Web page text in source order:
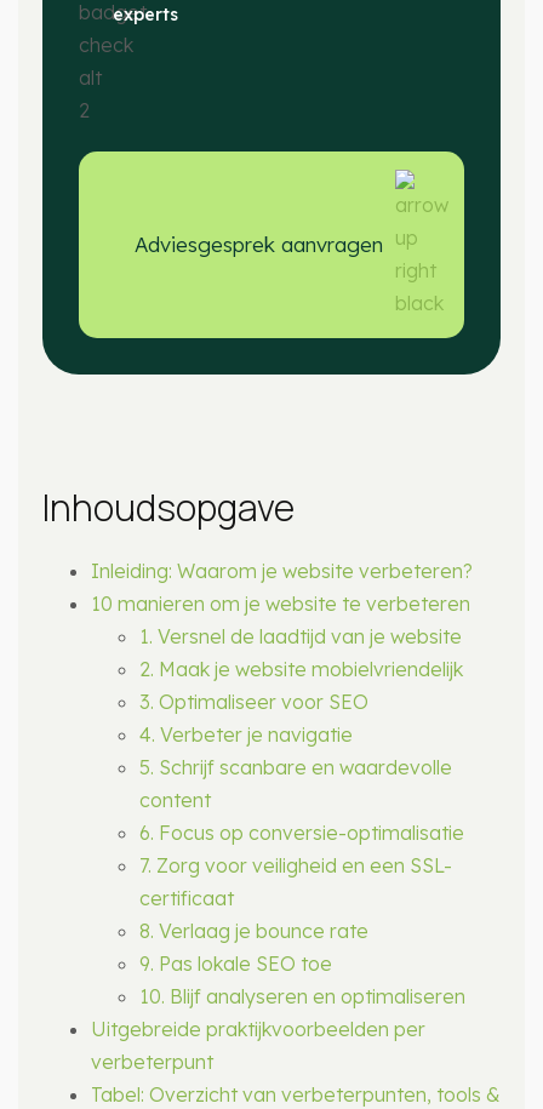
experts
Adviesgesprek aanvragen
Inhoudsopgave
Inleiding: Waarom je website verbeteren?
10 manieren om je website te verbeteren
1. Versnel de laadtijd van je website
2. Maak je website mobielvriendelijk
3. Optimaliseer voor SEO
4. Verbeter je navigatie
5. Schrijf scanbare en waardevolle
content
6. Focus op conversie-optimalisatie
7. Zorg voor veiligheid en een SSL-
certificaat
8. Verlaag je bounce rate
9. Pas lokale SEO toe
10. Blijf analyseren en optimaliseren
Uitgebreide praktijkvoorbeelden per
verbeterpunt
Tabel: Overzicht van verbeterpunten, tools &